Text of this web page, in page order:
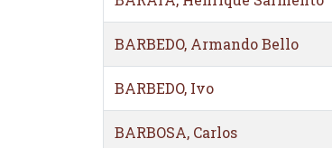
BARBEDO, Armando Bello
BARBEDO, Ivo
BARBOSA, Carlos